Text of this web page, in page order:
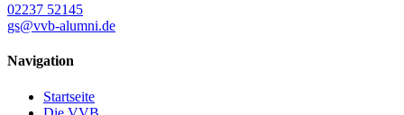
02237 52145
gs@vvb-alumni.de
Navigation
Startseite